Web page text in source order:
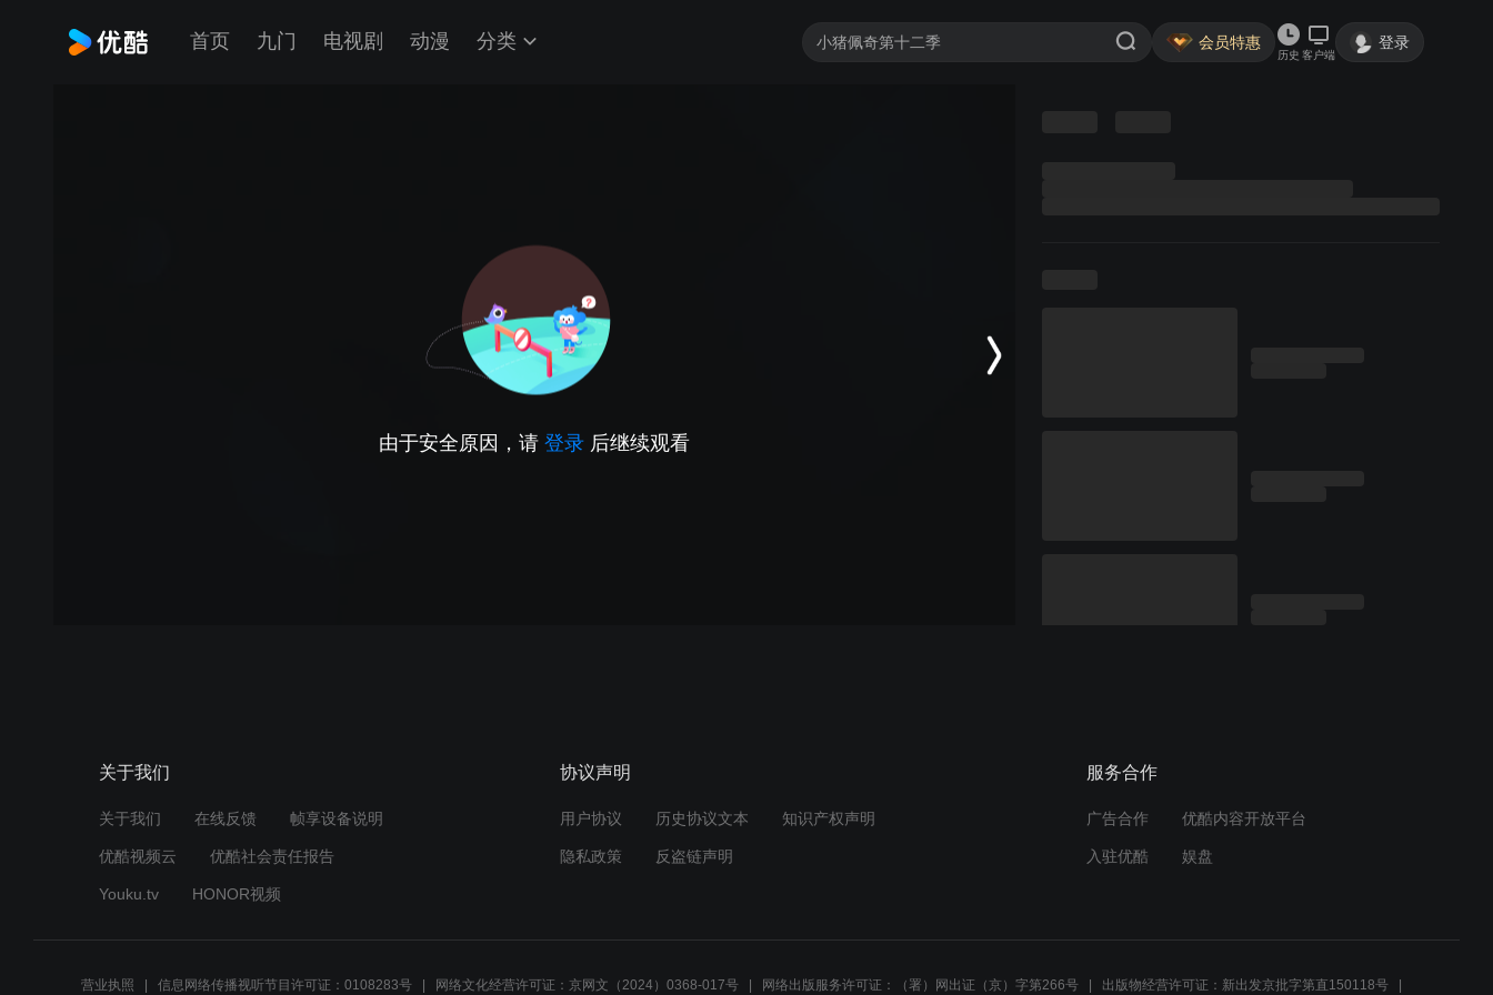
首页 九门 电视剧 动漫 分类 会员特惠
历史 客户端
登录
由于安全原因，请 登录 后继续观看
关于我们
关于我们 在线反馈 帧享设备说明
优酷视频云 优酷社会责任报告
Youku.tv HONOR视频
协议声明
用户协议 历史协议文本 知识产权声明
隐私政策 反盗链声明
服务合作
广告合作 优酷内容开放平台
入驻优酷 娱盘
营业执照 信息网络传播视听节目许可证：0108283号 网络文化经营许可证：京网文（2024）0368-017号 网络出版服务许可证：（署）网出证（京）字第266号 出版物经营许可证：新出发京批字第直150118号